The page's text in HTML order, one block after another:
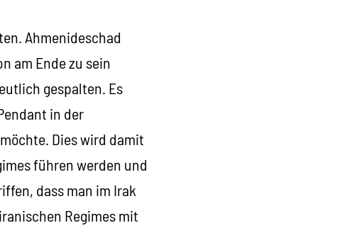
Ahmenideschad
am Ende zu sein
gespalten. Es
in der
Dies wird damit
führen werden und
dass man im Irak
Regimes mit